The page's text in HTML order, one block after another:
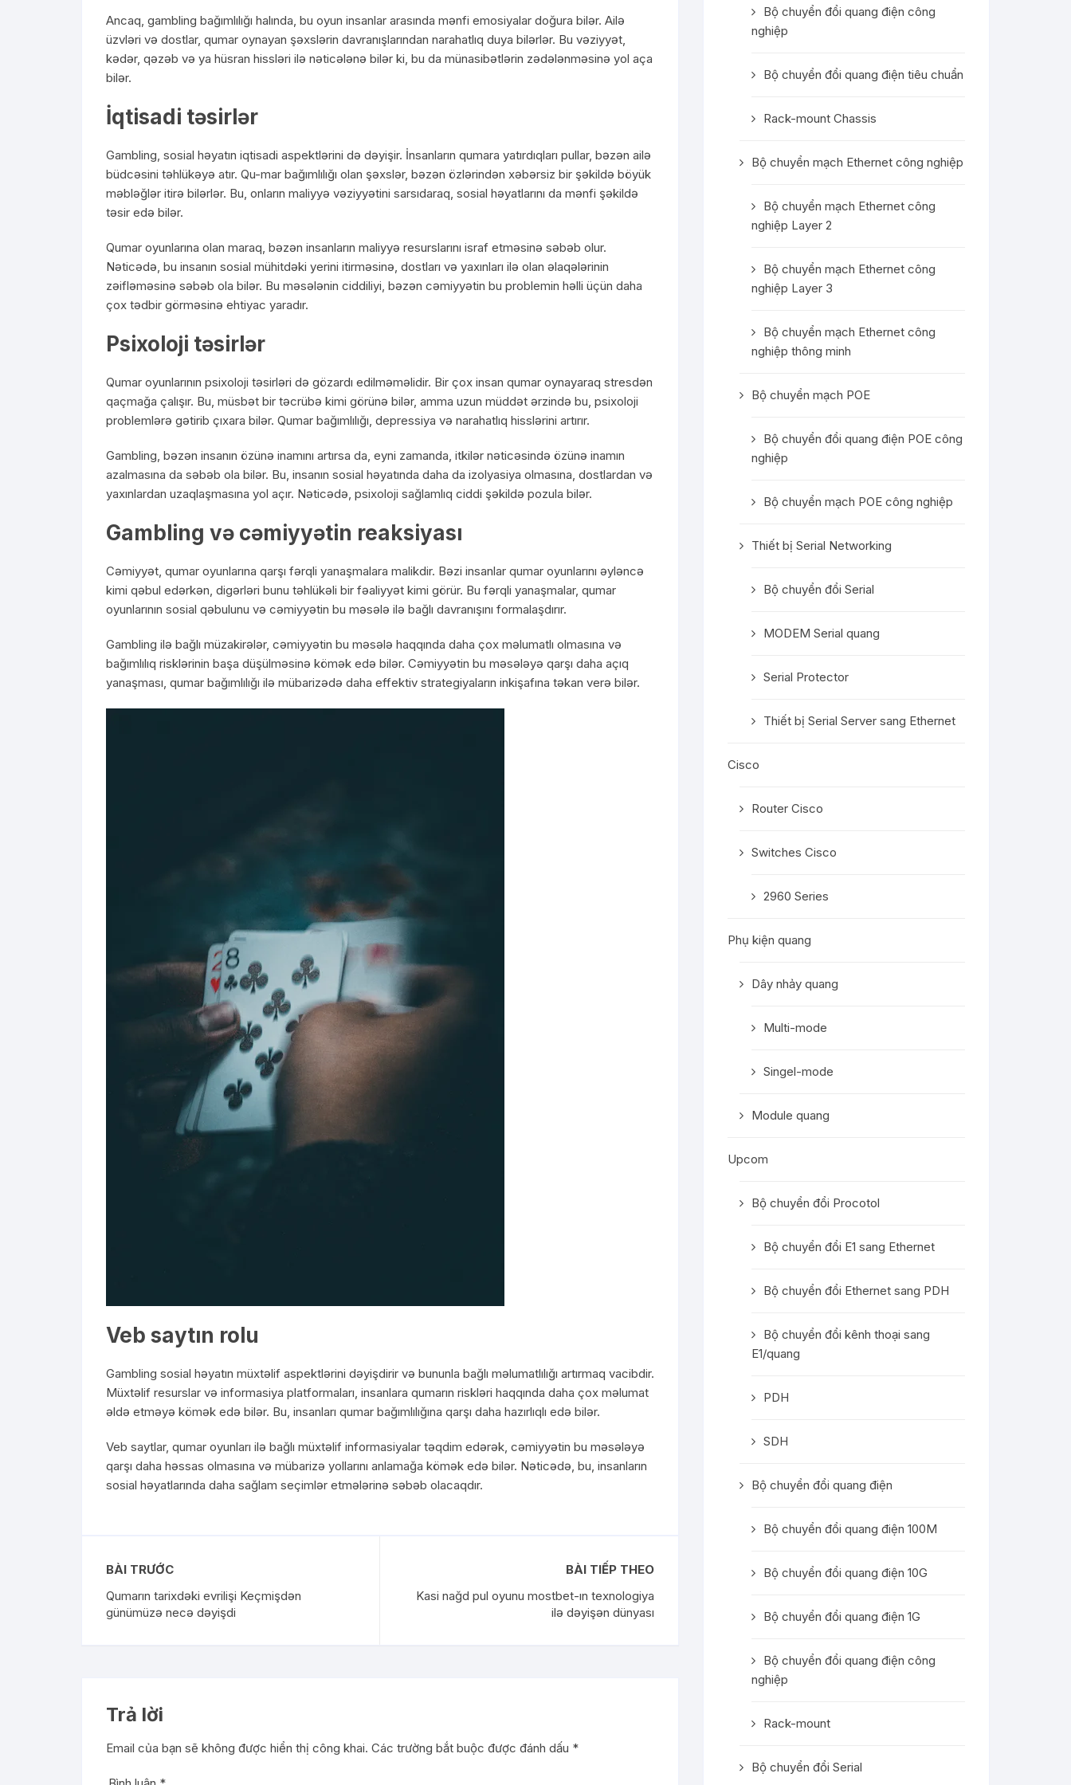
Ancaq, gambling bağımlılığı halında, bu oyun insanlar arasında mənfi emosiyalar doğura bilər. Ailə
üzvləri və dostlar, qumar oynayan şəxslərin davranışlarından narahatlıq duya bilərlər. Bu vəziyyət,
kədər, qəzəb və ya hüsran hissləri ilə nəticələnə bilər ki, bu da münasibətlərin zədələnməsinə yol aça
bilər.
İqtisadi təsirlər
Gambling, sosial həyatın iqtisadi aspektlərini də dəyişir. İnsanların qumara yatırdıqları pullar, bəzən ailə
büdcəsini təhlükəyə atır. Qu-mar bağımlılığı olan şəxslər, bəzən özlərindən xəbərsiz bir şəkildə böyük
məbləğlər itirə bilərlər. Bu, onların maliyyə vəziyyətini sarsıdaraq, sosial həyatlarını da mənfi şəkildə
təsir edə bilər.
Qumar oyunlarına olan maraq, bəzən insanların maliyyə resurslarını israf etməsinə səbəb olur.
Nəticədə, bu insanın sosial mühitdəki yerini itirməsinə, dostları və yaxınları ilə olan əlaqələrinin
zəifləməsinə səbəb ola bilər. Bu məsələnin ciddiliyi, bəzən cəmiyyətin bu problemin həlli üçün daha
çox tədbir görməsinə ehtiyac yaradır.
Psixoloji təsirlər
Qumar oyunlarının psixoloji təsirləri də gözardı edilməməlidir. Bir çox insan qumar oynayaraq stresdən
qaçmağa çalışır. Bu, müsbət bir təcrübə kimi görünə bilər, amma uzun müddət ərzində bu, psixoloji
problemlərə gətirib çıxara bilər. Qumar bağımlılığı, depressiya və narahatlıq hisslərini artırır.
Gambling, bəzən insanın özünə inamını artırsa da, eyni zamanda, itkilər nəticəsində özünə inamın
azalmasına da səbəb ola bilər. Bu, insanın sosial həyatında daha da izolyasiya olmasına, dostlardan və
yaxınlardan uzaqlaşmasına yol açır. Nəticədə, psixoloji sağlamlıq ciddi şəkildə pozula bilər.
Gambling və cəmiyyətin reaksiyası
Cəmiyyət, qumar oyunlarına qarşı fərqli yanaşmalara malikdir. Bəzi insanlar qumar oyunlarını əyləncə
kimi qəbul edərkən, digərləri bunu təhlükəli bir fəaliyyət kimi görür. Bu fərqli yanaşmalar, qumar
oyunlarının sosial qəbulunu və cəmiyyətin bu məsələ ilə bağlı davranışını formalaşdırır.
Gambling ilə bağlı müzakirələr, cəmiyyətin bu məsələ haqqında daha çox məlumatlı olmasına və
bağımlılıq risklərinin başa düşülməsinə kömək edə bilər. Cəmiyyətin bu məsələyə qarşı daha açıq
yanaşması, qumar bağımlılığı ilə mübarizədə daha effektiv strategiyaların inkişafına təkan verə bilər.
Veb saytın rolu
Gambling sosial həyatın müxtəlif aspektlərini dəyişdirir və bununla bağlı məlumatlılığı artırmaq vacibdir.
Müxtəlif resurslar və informasiya platformaları, insanlara qumarın riskləri haqqında daha çox məlumat
əldə etməyə kömək edə bilər. Bu, insanları qumar bağımlılığına qarşı daha hazırlıqlı edə bilər.
Veb saytlar, qumar oyunları ilə bağlı müxtəlif informasiyalar təqdim edərək, cəmiyyətin bu məsələyə
qarşı daha həssas olmasına və mübarizə yollarını anlamağa kömək edə bilər. Nəticədə, bu, insanların
sosial həyatlarında daha sağlam seçimlər etmələrinə səbəb olacaqdır.
BÀI TRƯỚC
Qumarın tarixdəki evrilişi Keçmişdən
günümüzə necə dəyişdi
BÀI TIẾP THEO
Kasi nağd pul oyunu mostbet-ın texnologiya
ilə dəyişən dünyası
Trả lời
Email của bạn sẽ không được hiển thị công khai. Các trường bắt buộc được đánh dấu *
Bộ chuyển đổi quang điện công
nghiệp
Bộ chuyển đổi quang điện tiêu chuẩn
Rack-mount Chassis
Bộ chuyển mạch Ethernet công nghiệp
Bộ chuyển mạch Ethernet công
nghiệp Layer 2
Bộ chuyển mạch Ethernet công
nghiệp Layer 3
Bộ chuyển mạch Ethernet công
nghiệp thông minh
Bộ chuyển mạch POE
Bộ chuyển đổi quang điện POE công
nghiệp
Bộ chuyển mạch POE công nghiệp
Thiết bị Serial Networking
Bộ chuyển đổi Serial
MODEM Serial quang
Serial Protector
Thiết bị Serial Server sang Ethernet
Cisco
Router Cisco
Switches Cisco
2960 Series
Phụ kiện quang
Dây nhảy quang
Multi-mode
Singel-mode
Module quang
Upcom
Bộ chuyển đổi Procotol
Bộ chuyển đổi E1 sang Ethernet
Bộ chuyển đổi Ethernet sang PDH
Bộ chuyển đổi kênh thoại sang
E1/quang
PDH
SDH
Bộ chuyển đổi quang điện
Bộ chuyển đổi quang điện 100M
Bộ chuyển đổi quang điện 10G
Bộ chuyển đổi quang điện 1G
Bộ chuyển đổi quang điện công
nghiệp
Rack-mount
Bộ chuyển đổi Serial